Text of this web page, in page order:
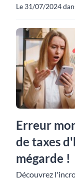
Le 31/07/2024
Erreur
de taxes
mégarde !
Découvrez